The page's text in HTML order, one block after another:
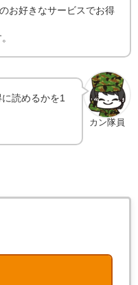
お好きなサービスでお得
カン隊員
読めるかを1